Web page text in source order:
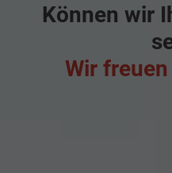
Können wir
Wir freuen